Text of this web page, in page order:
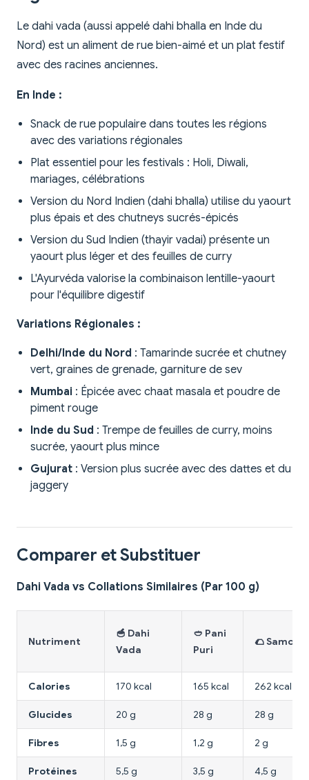
Le dahi vada (aussi appelé dahi bhalla en Inde du
Nord) est un aliment de rue bien-aimé et un plat festif
avec des racines anciennes.
En Inde :
Snack de rue populaire dans toutes les régions
avec des variations régionales
Plat essentiel pour les festivals : Holi, Diwali,
mariages, célébrations
Version du Nord Indien (dahi bhalla) utilise du yaourt
plus épais et des chutneys sucrés-épicés
Version du Sud Indien (thayir vadai) présente un
yaourt plus léger et des feuilles de curry
L'Ayurvéda valorise la combinaison lentille-yaourt
pour l'équilibre digestif
Variations Régionales :
Delhi/Inde du Nord : Tamarinde sucrée et chutney
vert, graines de grenade, garniture de sev
Mumbai : Épicée avec chaat masala et poudre de
piment rouge
Inde du Sud : Trempe de feuilles de curry, moins
sucrée, yaourt plus mince
Gujurat : Version plus sucrée avec des dattes et du
jaggery
Comparer et Substituer
Dahi Vada vs Collations Similaires (Par 100 g)
Nutriment
🥣 Dahi
Vada
🥙 Pani
Puri
🌮 Samosa
Calories 170 kcal 165 kcal 262 kcal
Glucides 20 g 28 g 28 g
Fibres 1,5 g 1,2 g 2 g
Protéines 5,5 g 3,5 g 4,5 g